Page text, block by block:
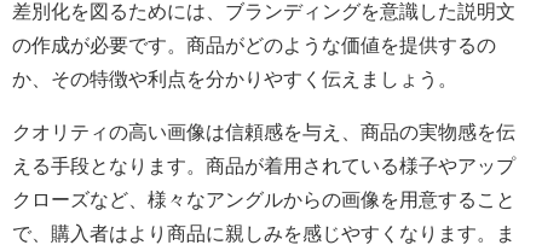
差別化を図るためには、ブランディングを意識した説明文
の作成が必要です。商品がどのような価値を提供するの
か、その特徴や利点を分かりやすく伝えましょう。
クオリティの高い画像は信頼感を与え、商品の実物感を伝
える手段となります。商品が着用されている様子やアップ
クローズなど、様々なアングルからの画像を用意すること
で、購入者はより商品に親しみを感じやすくなります。ま